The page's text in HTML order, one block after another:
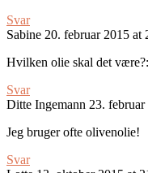
Svar
Sabine 20. februar 2015 at
Hvilken olie skal det
Svar
Ditte Ingemann 23.
Jeg bruger ofte olivenolie!
Svar